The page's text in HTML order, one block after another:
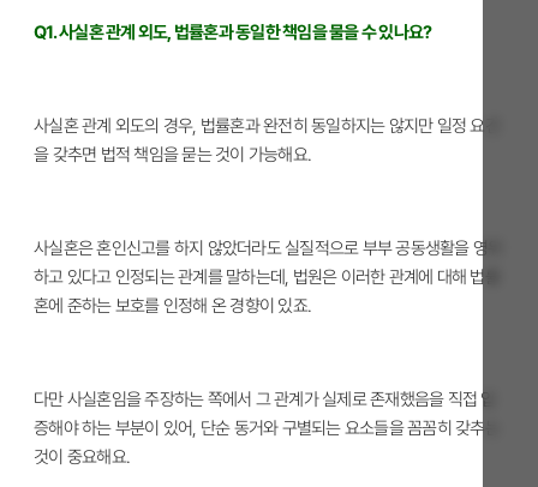
Q1. 사실혼 관계 외도, 법률혼과 동일한 책임을 물을 수 있나요?
사실혼 관계 외도의 경우, 법률혼과 완전히 동일하지는 않지만 일정 요건
을 갖추면 법적 책임을 묻는 것이 가능해요.
사실혼은 혼인신고를 하지 않았더라도 실질적으로 부부 공동생활을 영위
하고 있다고 인정되는 관계를 말하는데, 법원은 이러한 관계에 대해 법률
혼에 준하는 보호를 인정해 온 경향이 있죠.
다만 사실혼임을 주장하는 쪽에서 그 관계가 실제로 존재했음을 직접 입
증해야 하는 부분이 있어, 단순 동거와 구별되는 요소들을 꼼꼼히 갖추는
것이 중요해요.